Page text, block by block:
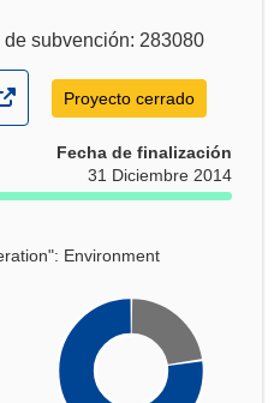
de subvención: 283080
Proyecto cerrado
Fecha de finalización
31 Diciembre 2014
Environment